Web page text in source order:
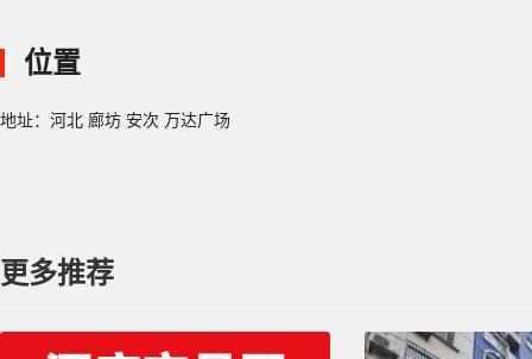
位置
地址：河北 廊坊 安次 万达广场
更多推荐